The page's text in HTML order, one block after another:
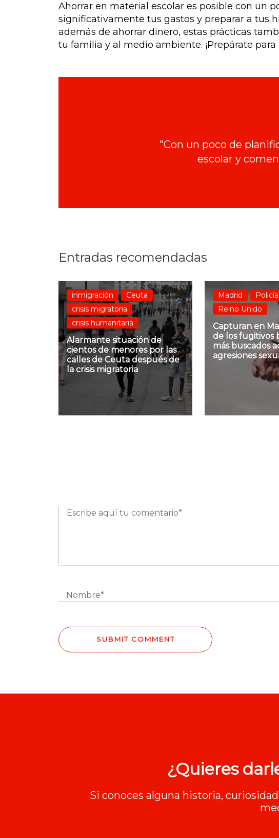
Ahorrar en material escolar es posible con un
significativamente tus gastos y preparar a tus
además de ahorrar dinero, estas prácticas
tu familia y al medio ambiente. ¡Prepárate
"Con un poco de
escolar y
Entradas recomendadas
inmigración
Ceuta
crisis migratoria
crisis humanitaria
Alarmante situación de
cientos de menores por las
calles de Ceuta después de
la crisis migratoria
Madrid Policía
Reino Unido
Capturan en
de los fugitivos
más buscados
agresiones
¿Quieres
Si conoces alguna historia,